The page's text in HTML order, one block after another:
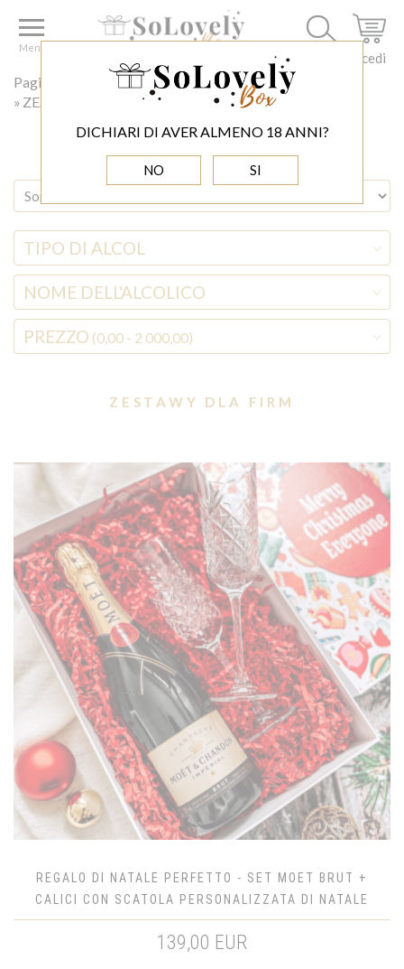
DICHIARI DI AVER ALMENO 18 ANNI?
NO SI
Accedi
Menu
Pagina principale
◊ BOŻE NARODZENIE
ZESTAWY DLA FIRM
TIPO DI ALCOL
NOME DELL'ALCOLICO
PREZZO (0,00 - 2 000,00)
ZESTAWY DLA FIRM
REGALO DI NATALE PERFETTO - SET MOET BRUT +
CALICI CON SCATOLA PERSONALIZZATA DI NATALE
139,00 EUR